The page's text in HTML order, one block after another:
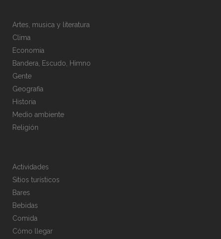
Artes, musica y literatura
Clima
Economia
Bandera, Escudo, Himno
Gente
Geografia
Historia
Medio ambiente
Religión
Actividades
Sitios turísticos
Bares
Bebidas
Comida
Cómo llegar